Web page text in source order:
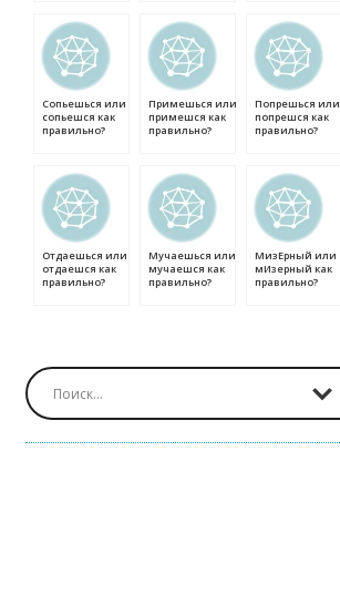
Сопьешься или
сопьешся как
правильно?
Примешься или
примешся как
правильно?
Попрешься или
попрешся как
правильно?
Отдаешься или
отдаешся как
правильно?
Мучаешься или
мучаешся как
правильно?
МизЕрный или
мИзерный как
правильно?